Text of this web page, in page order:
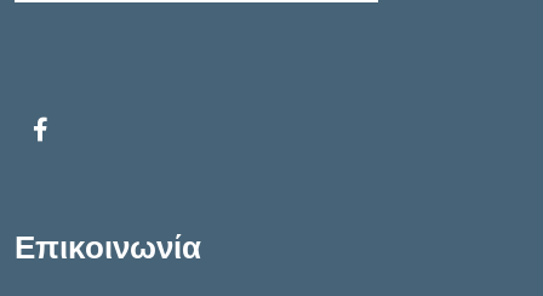
Επικοινωνία